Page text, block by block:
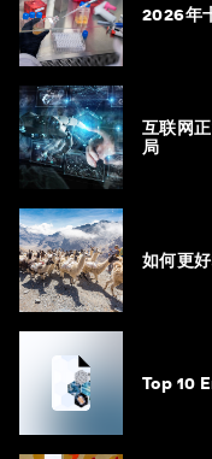
2026年
互联网
局
如何更
Top 10